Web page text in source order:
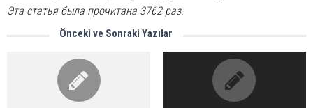
Эта статья была прочитана 3762 раз.
Önceki ve Sonraki Yazılar